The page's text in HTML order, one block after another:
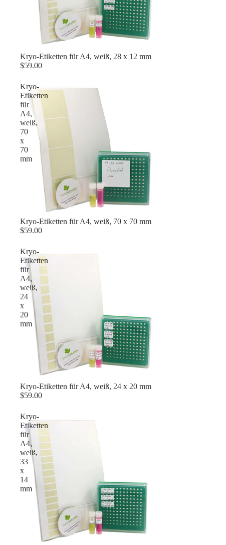
Kryo-Etiketten für A4, weiß, 28 x 12 mm
$59.00
Kryo-
Etiketten
für
A4,
weiß,
70
x
70
mm
Kryo-Etiketten für A4, weiß, 70 x 70 mm
$59.00
Kryo-
Etiketten
für
A4,
weiß,
24
x
20
mm
Kryo-Etiketten für A4, weiß, 24 x 20 mm
$59.00
Kryo-
Etiketten
für
A4,
weiß,
33
x
14
mm